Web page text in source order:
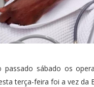
passado sábado os
terça-feira foi a vez da